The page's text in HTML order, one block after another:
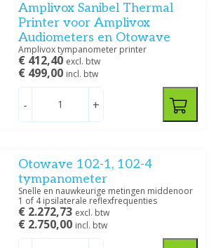
Amplivox Sanibel Thermal
Printer voor Amplivox
Audiometers en Otowave
Amplivox tympanometer printer
€ 412,40 excl. btw
€ 499,00 incl. btw
- +
Otowave 102-1, 102-4
tympanometer
Snelle en nauwkeurige metingen middenoor
1 of 4 ipsilaterale reflexfrequenties
€ 2.272,73 excl. btw
€ 2.750,00 incl. btw